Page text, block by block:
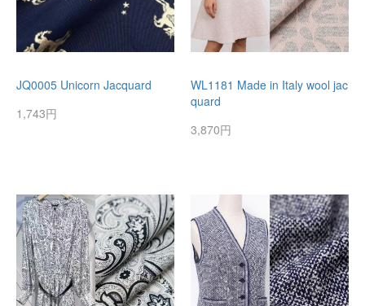
JQ0005 Unicorn Jacquard
1,743円
WL1181 Made in Italy wool jac
quard
3,870円